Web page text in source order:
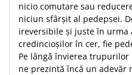
nicio comutare sau
niciun sfârşit al pedepsei.
ireversibile şi juste în
credincioşilor în cer, fie
Pe lângă învierea
ne prezintă încă un adevăr